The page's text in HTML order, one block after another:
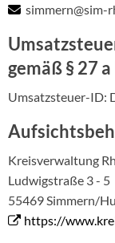
simmern@sim-
gemäß § 27
Umsatzsteuer-ID:
Kreisverwaltung
Ludwigstraße 3 - 5
55469 Simmern/
https://